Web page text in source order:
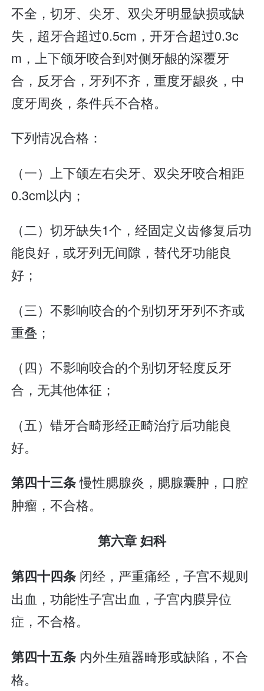
不全，切牙、尖牙、双尖牙明显缺损或缺
失，超牙合超过0.5cm，开牙合超过0.3c
m，上下颌牙咬合到对侧牙龈的深覆牙
合，反牙合，牙列不齐，重度牙龈炎，中
度牙周炎，条件兵不合格。
下列情况合格：
（一）上下颌左右尖牙、双尖牙咬合相距
0.3cm以内；
（二）切牙缺失1个，经固定义齿修复后功
能良好，或牙列无间隙，替代牙功能良
好；
（三）不影响咬合的个别切牙牙列不齐或
重叠；
（四）不影响咬合的个别切牙轻度反牙
合，无其他体征；
（五）错牙合畸形经正畸治疗后功能良
好。
第四十三条慢性腮腺炎，腮腺囊肿，口腔
肿瘤，不合格。
第六章 妇科
第四十四条 闭经，严重痛经，子宫不规则
出血，功能性子宫出血，子宫内膜异位
症，不合格。
第四十五条 内外生殖器畸形或缺陷，不合
格。